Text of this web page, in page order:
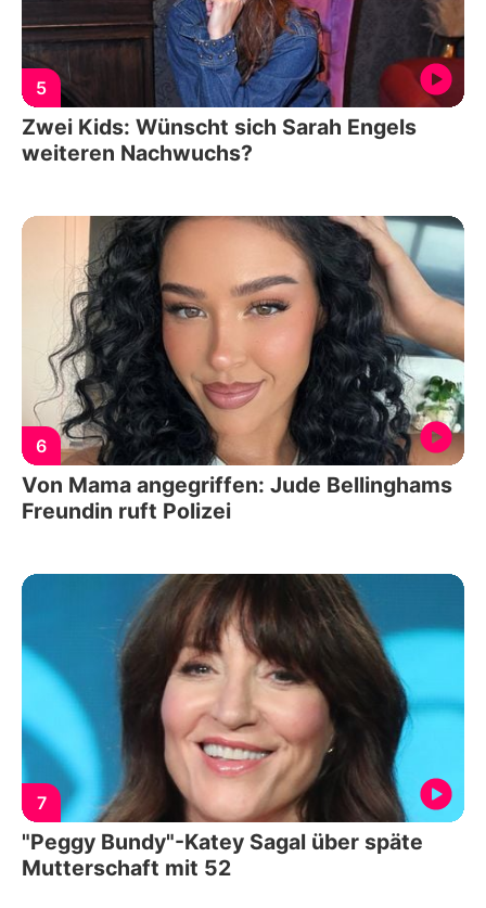
5
Zwei Kids: Wünscht sich Sarah Engels
weiteren Nachwuchs?
6
Von Mama angegriffen: Jude Bellinghams
Freundin ruft Polizei
7
"Peggy Bundy"-Katey Sagal über späte
Mutterschaft mit 52